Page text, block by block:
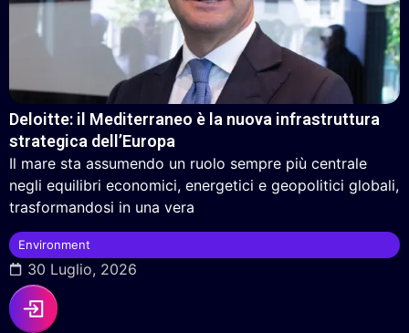
Deloitte: il Mediterraneo è la nuova infrastruttura
strategica dell’Europa
Il mare sta assumendo un ruolo sempre più centrale
negli equilibri economici, energetici e geopolitici globali,
trasformandosi in una vera
Environment
30 Luglio, 2026